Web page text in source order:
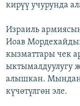
кирүү учурунда
Израиль
Иоав
кызматтары чек
ыктымалдуулугу
алышкан. Мындан
күчөтүлгөн эле.